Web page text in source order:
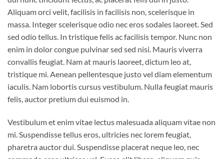
Aliquam orci velit, facilisis in facilisis non, scelerisque in
massa. Integer scelerisque odio nec eros sodales laoreet. Sed
sed odio tellus. In tristique felis ac facilisis tempor. Nunc non
enim in dolor congue pulvinar sed sed nisi. Mauris viverra
convallis feugiat. Nam at mauris laoreet, dictum leo at,
tristique mi. Aenean pellentesque justo vel diam elementum
iaculis. Nam lobortis cursus vestibulum. Nulla feugiat mauris
felis, auctor pretium dui euismod in.
Vestibulum et enim vitae lectus malesuada aliquam vitae non
mi. Suspendisse tellus eros, ultricies nec lorem feugiat,
pharetra auctor dui. Suspendisse placerat neque leo, nec